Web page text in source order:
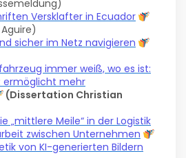
Versklafter in Ecuador
sicher im Netz navigieren
immer weiß, wo es ist:
ermöglicht mehr
(Dissertation Christian
„mittlere Meile“ in der Logistik
zwischen Unternehmen
von KI-generierten Bildern